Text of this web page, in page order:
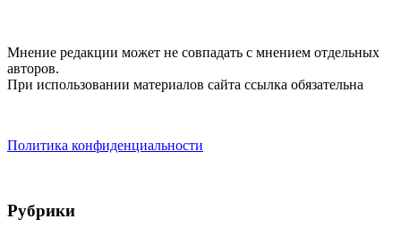
Мнение редакции может не совпадать с мнением отдельных
авторов.
При использовании материалов сайта ссылка обязательна
Политика конфиденциальности
Рубрики